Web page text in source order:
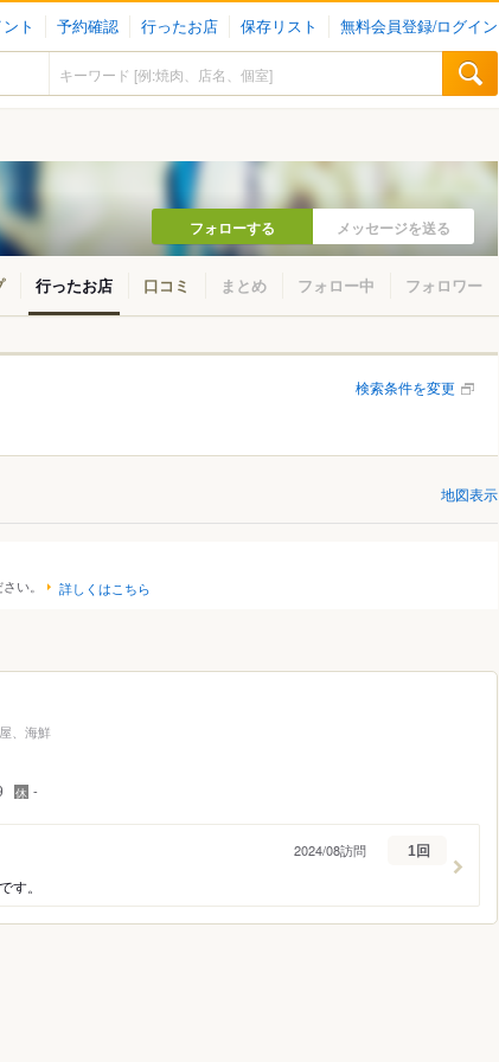
ト 予約確認 行ったお店 保存リスト 無料会員登録/ログイン
フォローする メッセージを送る
行ったお店 口コミ まとめ フォロー中 フォロワー
東急沿線
中野～西荻窪
小金井・国分寺・国立
検索条件を変更
地図表示
い。 詳しくはこちら
、海鮮
定
休
日
-
す。
2024/08訪問 1回